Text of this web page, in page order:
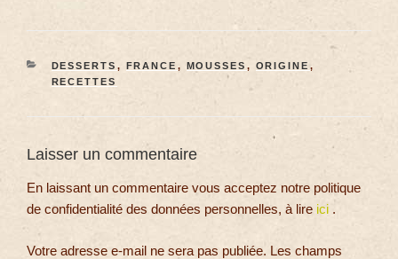
DESSERTS , FRANCE , MOUSSES , ORIGINE ,
RECETTES
Laisser un commentaire
En laissant un commentaire vous acceptez notre politique
de confidentialité des données personnelles, à lire ici .
Votre adresse e-mail ne sera pas publiée. Les champs